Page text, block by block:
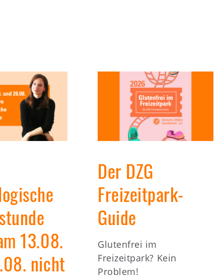
13.08.
nicht
Der DZG
Freizeitpark-
Guide
Glutenfrei im
Freizeitpark? Kein
Problem!